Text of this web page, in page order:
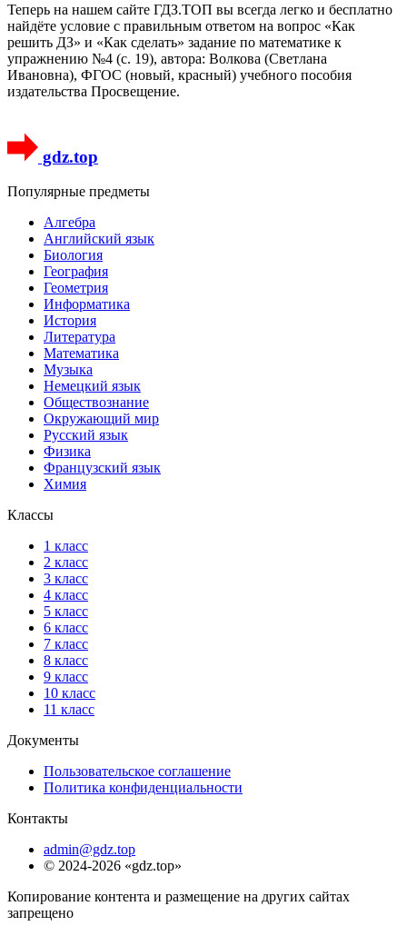
Теперь на нашем сайте ГДЗ.ТОП вы всегда легко и бесплатно
найдёте условие с правильным ответом на вопрос «Как
решить ДЗ» и «Как сделать» задание по математике к
упражнению №4 (с. 19), автора: Волкова (Светлана
Ивановна), ФГОС (новый, красный) учебного пособия
издательства Просвещение.
gdz.top
Популярные предметы
Алгебра
Английский язык
Биология
География
Геометрия
Информатика
История
Литература
Математика
Музыка
Немецкий язык
Обществознание
Окружающий мир
Русский язык
Физика
Французский язык
Химия
Классы
1 класс
2 класс
3 класс
4 класс
5 класс
6 класс
7 класс
8 класс
9 класс
10 класс
11 класс
Документы
Пользовательское соглашение
Политика конфиденциальности
Контакты
admin@gdz.top
© 2024-2026 «gdz.top»
Копирование контента и размещение на других сайтах
запрещено